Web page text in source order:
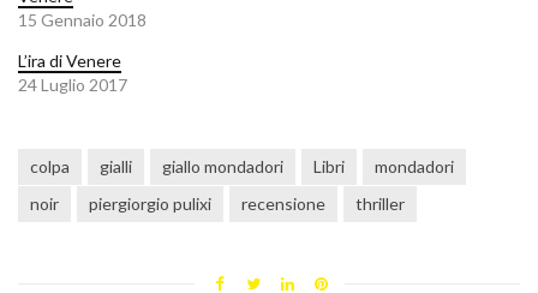
15 Gennaio 2018
L’ira di Venere
24 Luglio 2017
colpa gialli giallo mondadori Libri
mondadori
noir
piergiorgio pulixi recensione thriller